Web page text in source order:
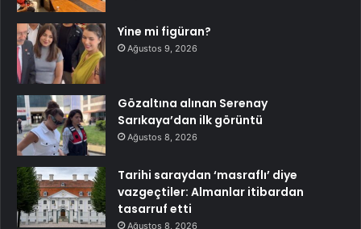
Yine mi figüran?
Ağustos 9, 2026
Gözaltına alınan Serenay
Sarıkaya’dan ilk görüntü
Ağustos 8, 2026
Tarihi saraydan ‘masraflı’ diye
vazgeçtiler: Almanlar itibardan
tasarruf etti
Ağustos 8, 2026